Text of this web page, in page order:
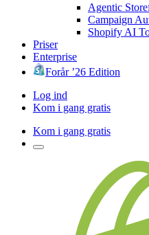
Agentic
Campaign
Shopify AI
Priser
Enterprise
Forår ’26 Edition
Log ind
Kom i gang gratis
Kom i gang gratis